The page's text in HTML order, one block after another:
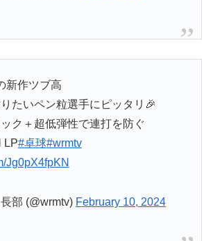
新作ツブ高
たいペン粒選手にピッタリ🎉
ク＋超低弾性で連打を防ぐ
LP#卓球#wrmtv
Jg0pX4fpKN
部 (@wrmtv) February 10, 2024